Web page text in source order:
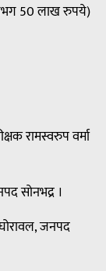
50 लाख रुपये)
रामस्वरुप वर्मा
सोनभद्र ।
जनपद